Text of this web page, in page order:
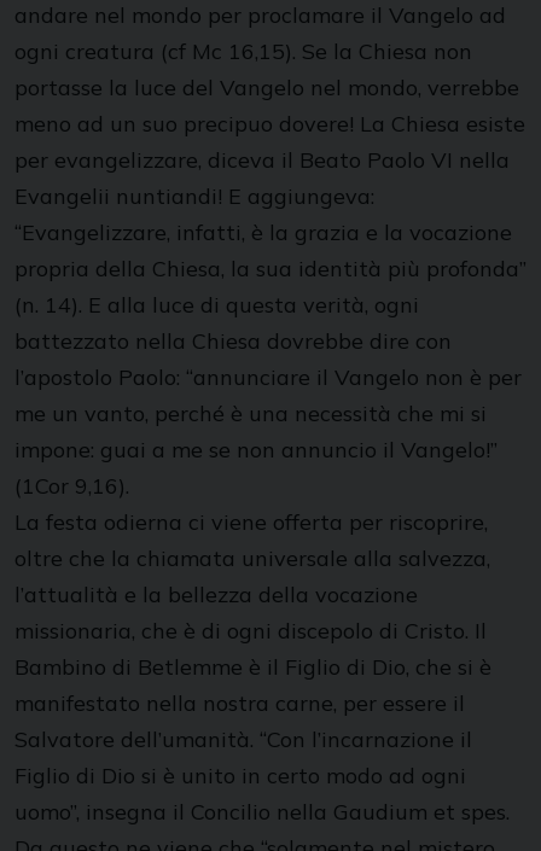
andare nel mondo per proclamare il Vangelo ad
ogni creatura (cf Mc 16,15). Se la Chiesa non
portasse la luce del Vangelo nel mondo, verrebbe
meno ad un suo precipuo dovere! La Chiesa esiste
per evangelizzare, diceva il Beato Paolo VI nella
Evangelii nuntiandi! E aggiungeva:
“Evangelizzare, infatti, è la grazia e la vocazione
propria della Chiesa, la sua identità più profonda”
(n. 14). E alla luce di questa verità, ogni
battezzato nella Chiesa dovrebbe dire con
l’apostolo Paolo: “annunciare il Vangelo non è per
me un vanto, perché è una necessità che mi si
impone: guai a me se non annuncio il Vangelo!”
(1Cor 9,16).
La festa odierna ci viene offerta per riscoprire,
oltre che la chiamata universale alla salvezza,
l’attualità e la bellezza della vocazione
missionaria, che è di ogni discepolo di Cristo. Il
Bambino di Betlemme è il Figlio di Dio, che si è
manifestato nella nostra carne, per essere il
Salvatore dell’umanità. “Con l’incarnazione il
Figlio di Dio si è unito in certo modo ad ogni
uomo”, insegna il Concilio nella Gaudium et spes.